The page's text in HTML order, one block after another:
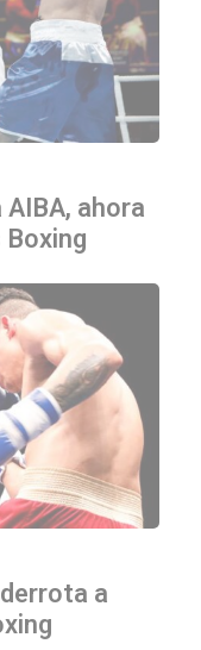
ahora
a